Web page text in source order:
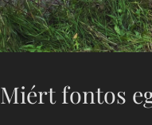
Miért fontos